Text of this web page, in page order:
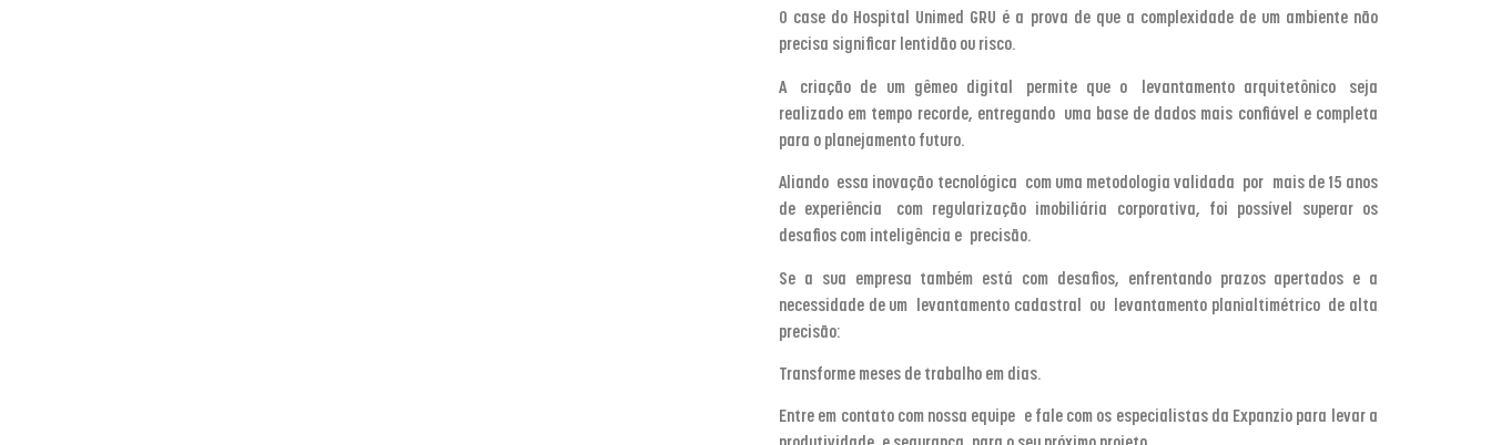
O case do Hospital Unimed GRU é a prova de que a complexidade de um ambiente não
precisa significar lentidão ou risco.
A criação de um gêmeo digital permite que o levantamento arquitetônicoseja
realizado em tempo recorde, entregando uma base de dados mais confiável e completa
para o planejamento futuro.
Aliando essa inovação tecnológica com uma metodologia validada por mais de 15 anos
de experiência com regularização imobiliária corporativa, foi possível superar os
desafios com inteligência e precisão.
Se a sua empresa também está com desafios, enfrentando prazos apertados e a
necessidade de um
levantamento cadastral ou levantamento planialtimétricode alta
precisão:
Transforme meses de trabalho em dias.
Entre em contato com nossa equipe e fale com os especialistas da Expanzio para levar a